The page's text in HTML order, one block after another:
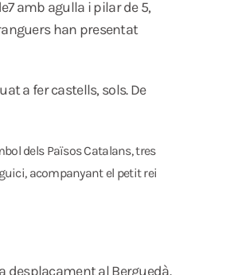
amb agulla i pilar de 5,
han presentat
a fer castells, sols. De
dels Països Catalans, tres
acompanyant el petit rei
desplaçament al Berguedà.